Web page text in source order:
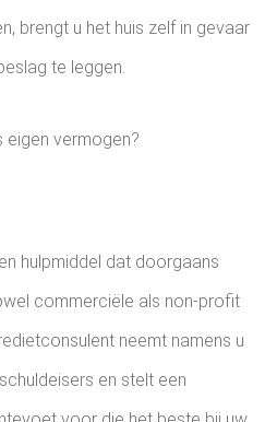
brengt u het huis zelf in gevaar
te leggen.
eigen vermogen?
hulpmiddel dat doorgaans
commerciële als non-profit
neemt namens u
en stelt een